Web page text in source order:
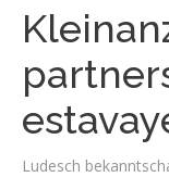
Ludesch